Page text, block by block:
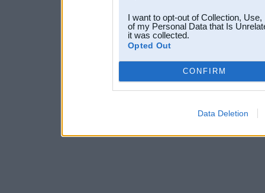
I want to opt-out of Collection,
of my Personal Data that Is
it was collected.
Opted Out
CONFIRM
Data Deletion